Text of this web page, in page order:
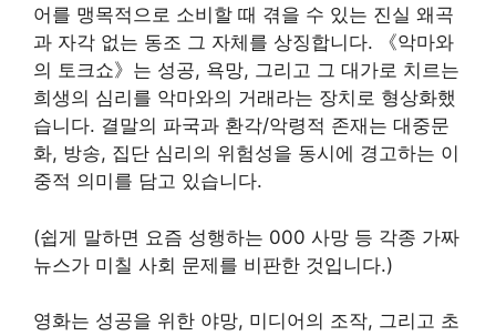
어를 맹목적으로 소비할 때 겪을 수 있는 진실 왜곡
과 자각 없는 동조 그 자체를 상징합니다. 《악마와
의 토크쇼》는 성공, 욕망, 그리고 그 대가로 치르는
희생의 심리를 악마와의 거래라는 장치로 형상화했
습니다. 결말의 파국과 환각/악령적 존재는 대중문
화, 방송, 집단 심리의 위험성을 동시에 경고하는 이
중적 의미를 담고 있습니다.
(쉽게 말하면 요즘 성행하는 000 사망 등 각종 가짜
뉴스가 미칠 사회 문제를 비판한 것입니다.)
영화는 성공을 위한 야망, 미디어의 조작, 그리고 초